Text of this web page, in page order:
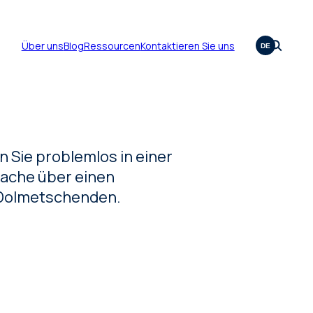
Über unsBlogRessourcenKontaktieren Sie uns DE
Sie problemlos in einer
über einen